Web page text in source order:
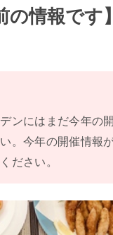
の情報で
ンにはまだ今年の
。今年の開催情報
ださい。